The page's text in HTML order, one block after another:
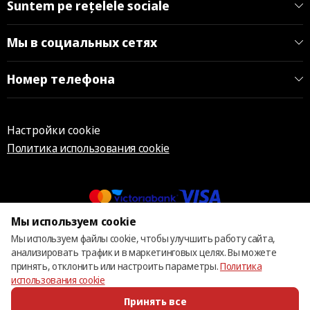
Suntem pe rețelele sociale
Мы в социальных сетях
Номер телефона
Настройки cookie
Политика использования cookie
© 2013 – 2026 ECOM
Мы используем cookie
Мы используем файлы cookie, чтобы улучшить работу сайта,
анализировать трафик и в маркетинговых целях. Вы можете
принять, отклонить или настроить параметры.Политика
использования cookie
Принять все